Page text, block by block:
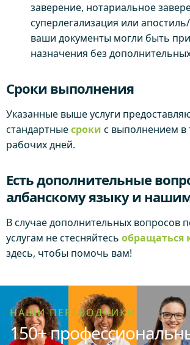
заверение, нотариальное
суперлегализация или
ваши документы могли быть
назначения без
Сроки выполнения
Указанные выше услуги
стандартныесроки с выполнением в
рабочих дней.
Есть дополнительные
албанскому языку и
В случае дополнительных вопросов
услугам не стесняйтесь обращаться
здесь, чтобы помочь вам!
НАШИ ПЕРЕВОДЧИКИ
150+